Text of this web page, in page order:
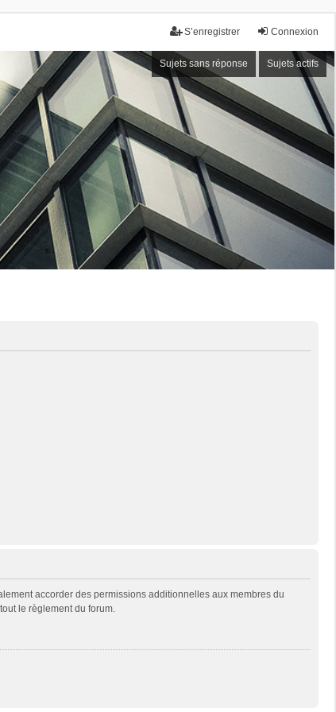
Connexion
S’enregistrer
Sujets sans réponse Sujets actifs
accorder des permissions additionnelles aux membres du
le règlement du forum.